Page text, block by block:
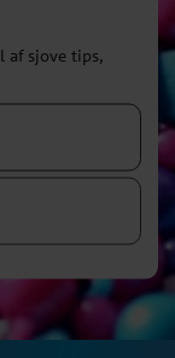
af sjove tips,